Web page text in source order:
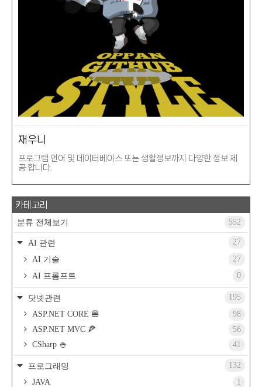
재우니
프로그램 언어 및 데이터베이스 또는 생활정보까지 다양한 정보 제
공 합니다.
카테고리
분류 전체보기 552
AI 관련
27
AI 기술
27
AI 프롬프트
0
닷넷관련
195
ASP.NET CORE 🍔
98
ASP.NET MVC 🍕
56
CSharp 🍚
41
프로그래밍
132
JAVA
1